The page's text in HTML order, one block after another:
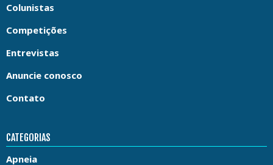
Colunistas
Competições
Entrevistas
Anuncie conosco
Contato
CATEGORIAS
Apneia